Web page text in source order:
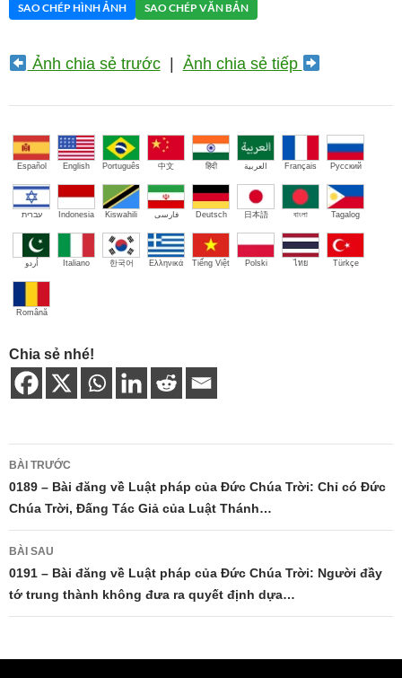
SAO CHÉP HÌNH ẢNH SAO CHÉP VĂN BẢN
Ảnh chia sẻ trước| Ảnh chia sẻ tiếp
Español English Português 中文 हिंदी العربية Français Русский
עברית Indonesia Kiswahili فارسی Deutsch 日本語 বাংলা Tagalog
اُردو Italiano 한국어 Ελληνικά Tiếng Việt Polski ไทย Türkçe
Română
Chia sẻ nhé!
Điều
hướng
bài
viết
BÀI TRƯỚC
0189 – Bài đăng về Luật pháp của Đức Chúa Trời: Chỉ có Đức
Chúa Trời, Đấng Tác Giả của Luật Thánh…
BÀI SAU
0191 – Bài đăng về Luật pháp của Đức Chúa Trời: Người đầy
tớ trung thành không đưa ra quyết định dựa…